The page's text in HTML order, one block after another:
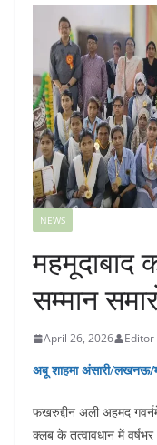
NEWS
महमूदाबाद
सम्मान
April 26, 2026 Editor
अबू शाहमा अंसारी/लखनऊ/
फखरुद्दीन अली अहमद
क्लब के तत्वावधान में